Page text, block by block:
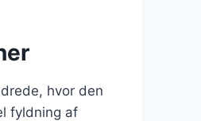
hvor den
fyldning af